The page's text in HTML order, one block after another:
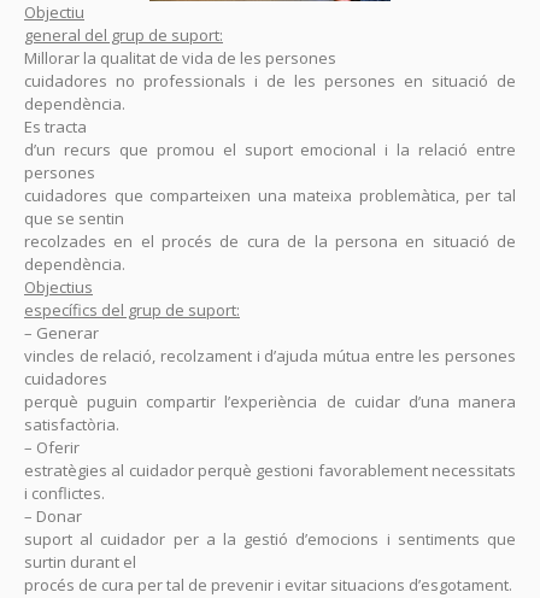
Objectiu
general del grup de suport:
Millorar la qualitat de vida de les persones
cuidadores no professionals i de les persones en situació de
dependència.
Es tracta
d’un recurs que promou el suport emocional i la relació entre
persones
cuidadores que comparteixen una mateixa problemàtica, per tal
que se sentin
recolzades en el procés de cura de la persona en situació de
dependència.
Objectius
específics del grup de suport:
– Generar
vincles de relació, recolzament i d’ajuda mútua entre les persones
cuidadores
perquè puguin compartir l’experiència de cuidar d’una manera
satisfactòria.
– Oferir
estratègies al cuidador perquè gestioni favorablement necessitats
i conflictes.
– Donar
suport al cuidador per a la gestió d’emocions i sentiments que
surtin durant el
procés de cura per tal de prevenir i evitar situacions d’esgotament.